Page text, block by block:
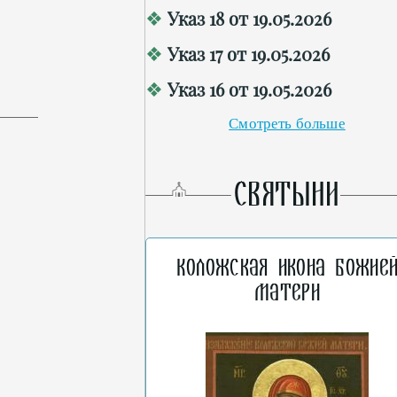
Указ 18 от 19.05.2026
Указ 17 от 19.05.2026
Указ 16 от 19.05.2026
Смотреть больше
СВЯТЫНИ
Коложская икона
Матери